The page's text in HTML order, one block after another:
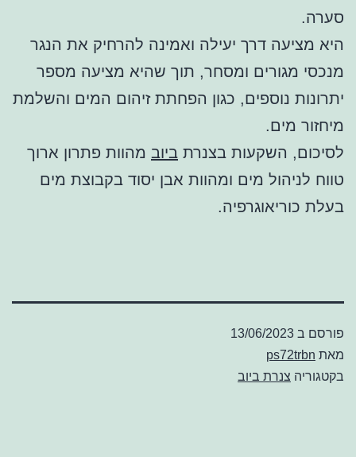
סערה.
היא מציעה דרך יעילה ואמינה להרחיק את הנגר
מנכסי מגורים ומסחר, תוך שהיא מציעה מספר
יתרונות נוספים, כגון הפחתת זיהום המים והשלמת
מיחזור מים.
לסיכום, השקעות בצנרת ביוב מהוות פתרון ארוך
טווח לניהול מים ומהוות אבן יסוד בקבוצת מים
בעלת כוריאוגרפיה.
פורסם ב 13/06/2023
מאת ps72trbn
בקטגוריה צנרת ביוב